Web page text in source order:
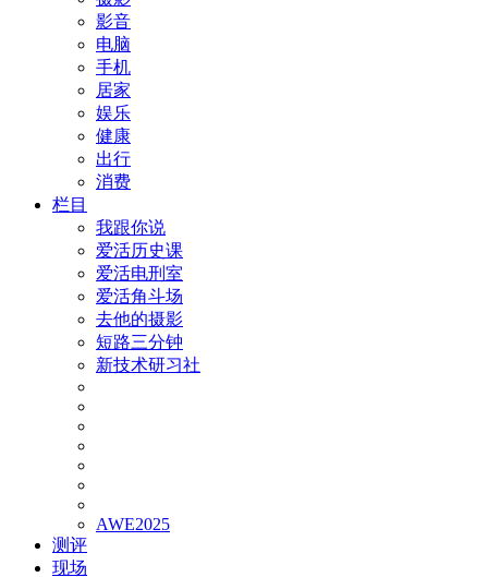
影音
电脑
手机
居家
娱乐
健康
出行
消费
栏目
我跟你说
爱活历史课
爱活电刑室
爱活角斗场
去他的摄影
短路三分钟
新技术研习社
AWE2025
测评
现场